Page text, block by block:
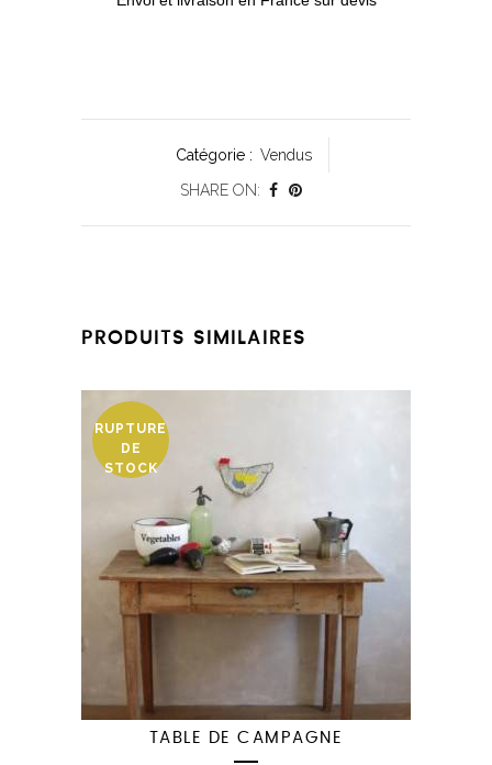
Catégorie : Vendus
SHARE ON:
PRODUITS SIMILAIRES
RUPTURE
DE
STOCK
TABLE DE CAMPAGNE